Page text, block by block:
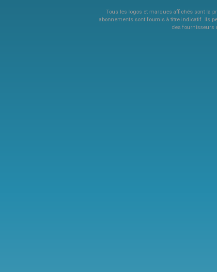
Tous les logos et marques affichés sont la
abonnements sont fournis à titre indicatif. Ils
des fournisseurs